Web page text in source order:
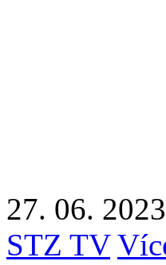
27. 06. 2023
STZ TV